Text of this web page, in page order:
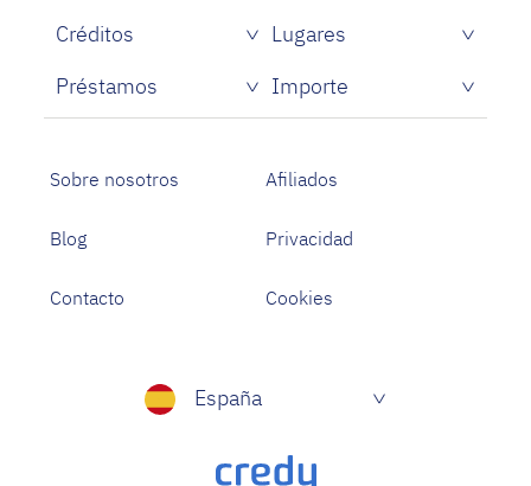
Créditos
Lugares
Préstamos
Importe
Sobre nosotros Afiliados
Blog Privacidad
Contacto Cookies
España